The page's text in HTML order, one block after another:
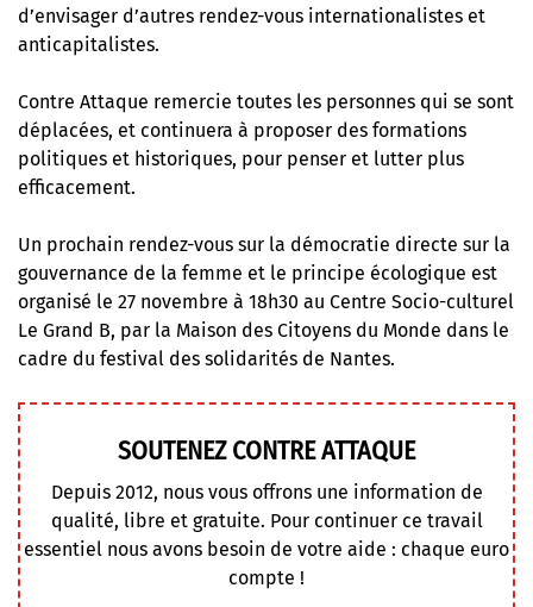
d’envisager d’autres rendez-vous internationalistes et
anticapitalistes.
Contre Attaque remercie toutes les personnes qui se sont
déplacées, et continuera à proposer des formations
politiques et historiques, pour penser et lutter plus
efficacement.
Un prochain rendez-vous sur la démocratie directe sur la
gouvernance de la femme et le principe écologique est
organisé le 27 novembre à 18h30 au Centre Socio-culturel
Le Grand B, par la Maison des Citoyens du Monde dans le
cadre du festival des solidarités de Nantes.
SOUTENEZ CONTRE ATTAQUE
Depuis 2012, nous vous offrons une information de
qualité, libre et gratuite. Pour continuer ce travail
essentiel nous avons besoin de votre aide : chaque euro
compte !